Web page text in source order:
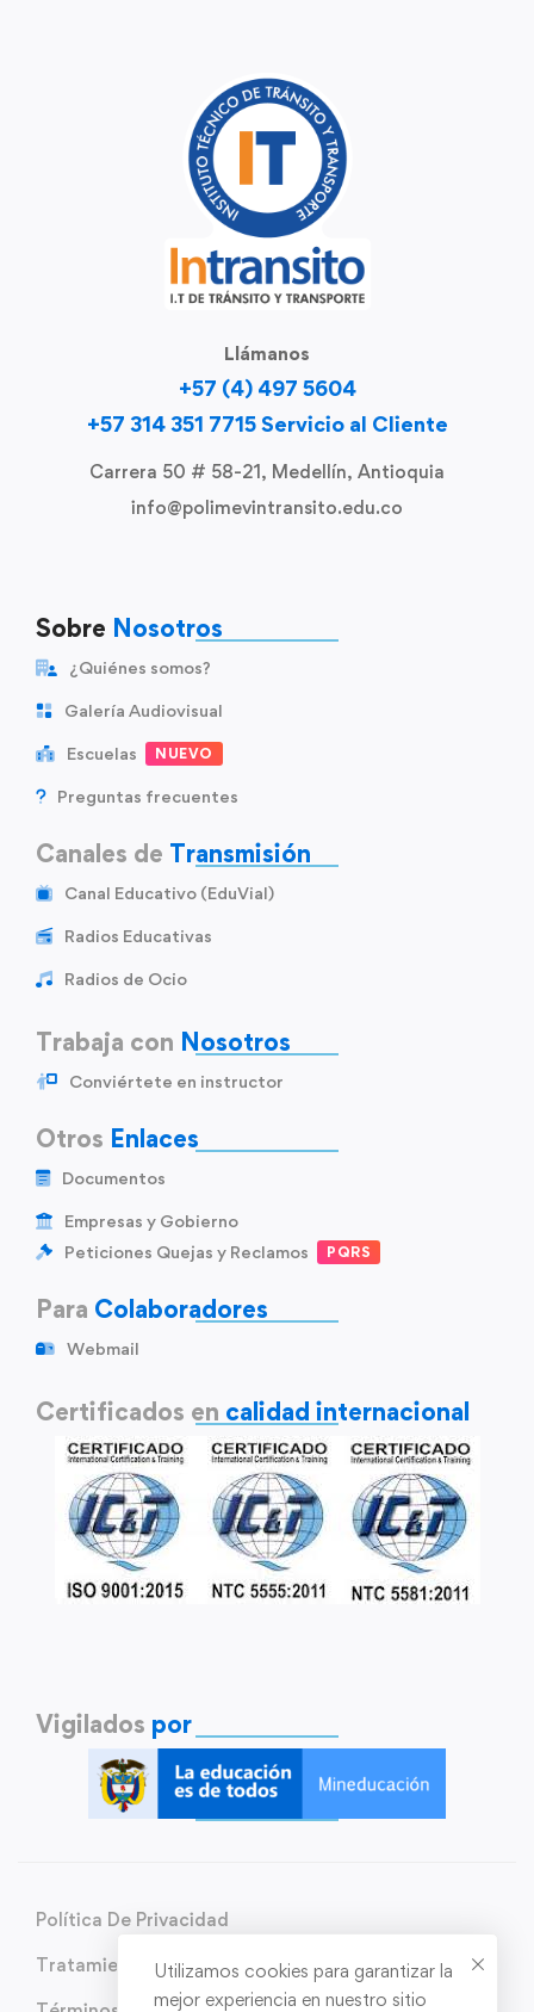
Llámanos
+57 (4) 497 5604
+57 314 351 7715 Servicio al Cliente
Carrera 50 # 58-21, Medellín, Antioquia
info@polimevintransito.edu.co
Sobre Nosotros
¿Quiénes somos?
Galería Audiovisual
Escuelas NUEVO
Preguntas frecuentes
Canales de Transmisión
Canal Educativo (EduVial)
Radios Educativas
Radios de Ocio
Trabaja con Nosotros
Conviértete en instructor
Otros Enlaces
Documentos
Empresas y Gobierno
Peticiones Quejas y Reclamos
PQRS
Para Colaboradores
Webmail
Certificados en calidad internacional
Vigilados por
Política De Privacidad
Tratamiento de Datos Personales
Utilizamos cookies para garantizar la
mejor experiencia en nuestro sitio